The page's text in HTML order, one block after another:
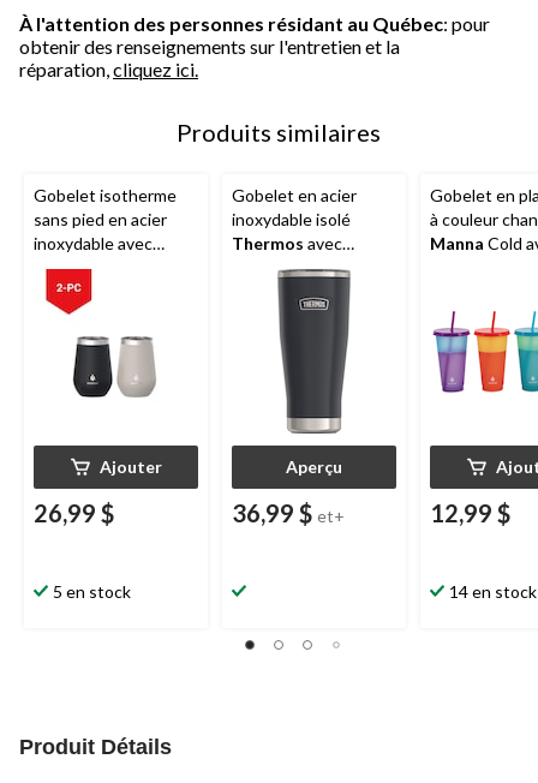
À l'attention des personnes résidant au Québec: pour
obtenir des renseignements sur l'entretien et la
réparation,cliquez ici.
Produits similaires
Gobelet isotherme
sans pied en acier
inoxydable avec
couvercle anti-
éclaboussures
Manna
355 mL, paq. 2
Ajouter
26,99 $
5 en stock
Gobelet en acier
inoxydable isolé
Thermos avec
couvercle
verrouillable, sans
BPA, choix de
couleurs, 18 oz
Aperçu
36,99 $ et+
Gobelet en
à couleur
Manna Cold
12,99 $
14 en stock
Produit Détails